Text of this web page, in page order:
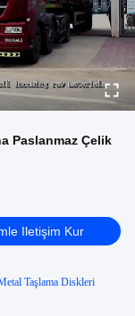
Paslanmaz Çelik
Iletişim Kur
Taşlama Diskleri